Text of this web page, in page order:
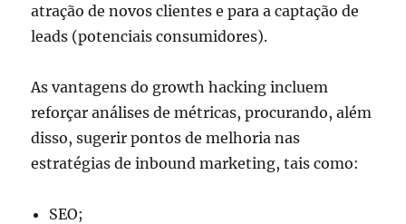
atração de novos clientes e para a captação de
leads (potenciais consumidores).
As vantagens do growth hacking incluem
reforçar análises de métricas, procurando, além
disso, sugerir pontos de melhoria nas
estratégias de inbound marketing, tais como:
SEO;